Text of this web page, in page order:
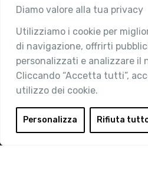
Diamo valore alla tua privacy
Utilizziamo i cookie per
di navigazione, offrirti
personalizzati e analizzare il
Cliccando “Accetta tutti”,
utilizzo dei cookie.
Personalizza Rifiuta
Associazione
Chi siamo
Attività
Contatti
Area Riservata
Login
Diventa Socio